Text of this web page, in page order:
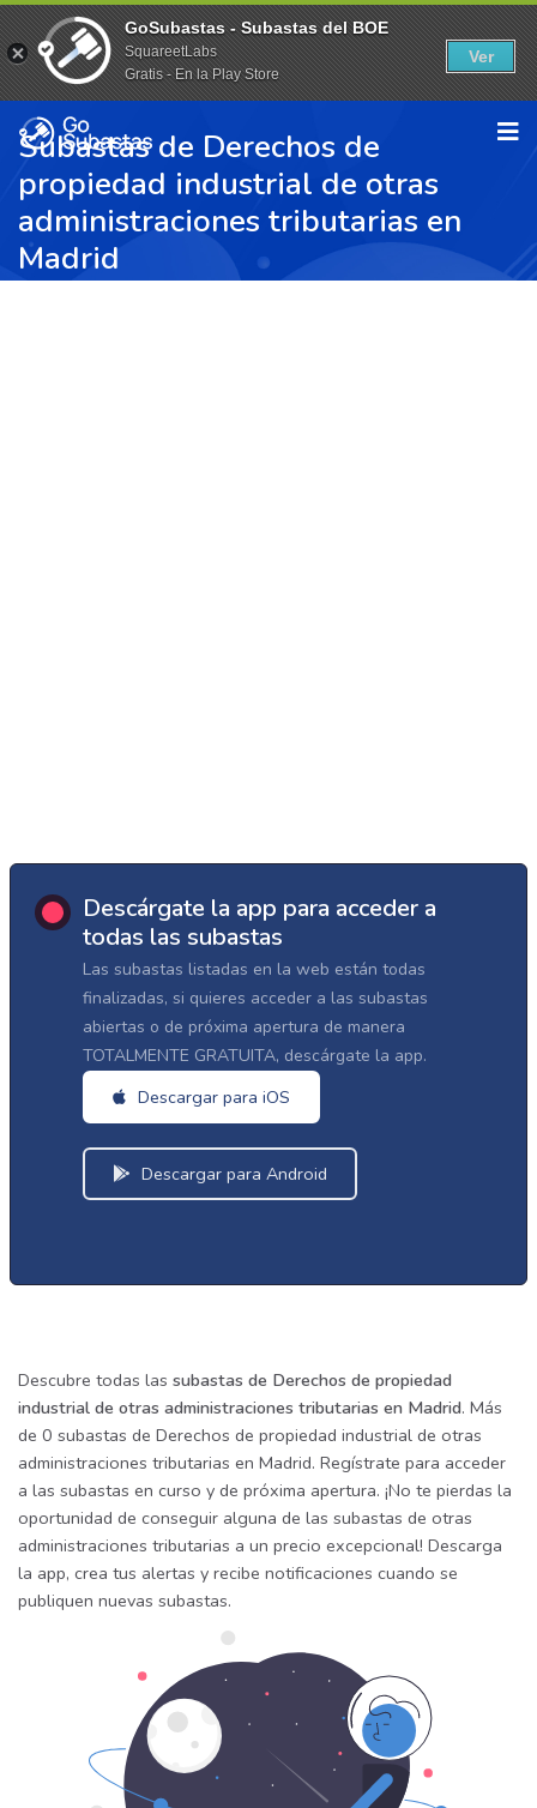
Subastas de Derechos de
propiedad industrial de otras
administraciones tributarias en
Madrid
Descárgate la app para acceder a
todas las subastas
Las subastas listadas en la web están todas
finalizadas, si quieres acceder a las subastas
abiertas o de próxima apertura de manera
TOTALMENTE GRATUITA, descárgate la app.
Descargar para iOS
Descargar para Android
Descubre todas las subastas de Derechos de propiedad
industrial de otras administraciones tributarias en Madrid. Más
de 0 subastas de Derechos de propiedad industrial de otras
administraciones tributarias en Madrid. Regístrate para acceder
a las subastas en curso y de próxima apertura. ¡No te pierdas la
oportunidad de conseguir alguna de las subastas de otras
administraciones tributarias a un precio excepcional! Descarga
la app, crea tus alertas y recibe notificaciones cuando se
publiquen nuevas subastas.
GoSubastas - Subastas del BOE
SquareetLabs
Gratis - En la Play Store
Ver